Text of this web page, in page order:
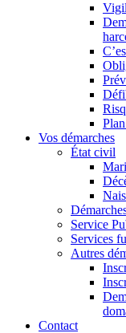
Vos démarches
État civil
Service
Services
Autres
Contact